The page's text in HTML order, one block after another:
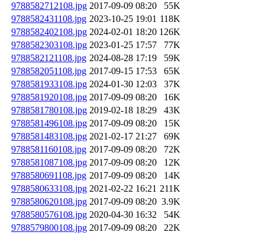
9788582712108.jpg 2017-09-09 08:20
55K
9788582431108.jpg 2023-10-25 19:01 118K
9788582402108.jpg 2024-02-01 18:20 126K
9788582303108.jpg 2023-01-25 17:57
77K
9788582121108.jpg 2024-08-28 17:19
59K
9788582051108.jpg 2017-09-15 17:53
65K
9788581933108.jpg 2024-01-30 12:03
37K
9788581920108.jpg 2017-09-09 08:20
16K
9788581780108.jpg 2019-02-18 18:29
43K
9788581496108.jpg 2017-09-09 08:20
15K
9788581483108.jpg 2021-02-17 21:27
69K
9788581160108.jpg 2017-09-09 08:20
72K
9788581087108.jpg 2017-09-09 08:20
12K
9788580691108.jpg 2017-09-09 08:20
14K
9788580633108.jpg 2021-02-22 16:21 211K
9788580620108.jpg 2017-09-09 08:20 3.9K
9788580576108.jpg 2020-04-30 16:32
54K
9788579800108.jpg 2017-09-09 08:20
22K